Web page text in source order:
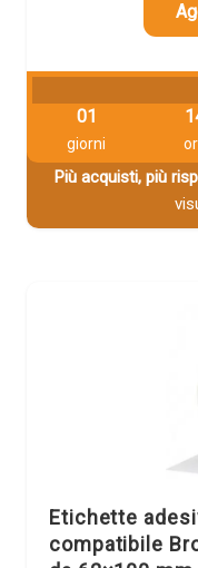
01
giorni
Più acquisti, più
Etichette
compatibile